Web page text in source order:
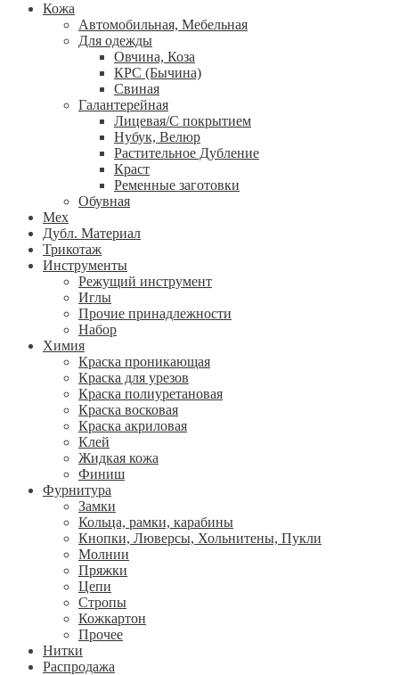
Кожа
Автомобильная, Мебельная
Для одежды
Овчина, Коза
КРС (Бычина)
Свиная
Галантерейная
Лицевая/С покрытием
Нубук, Велюр
Растительное Дубление
Краст
Ременные заготовки
Обувная
Мех
Дубл. Материал
Трикотаж
Инструменты
Режущий инструмент
Иглы
Прочие принадлежности
Набор
Химия
Краска проникающая
Краска для урезов
Краска полиуретановая
Краска восковая
Краска акриловая
Клей
Жидкая кожа
Финиш
Фурнитура
Замки
Кольца, рамки, карабины
Кнопки, Люверсы, Хольнитены, Пукли
Молнии
Пряжки
Цепи
Стропы
Кожкартон
Прочее
Нитки
Распродажа